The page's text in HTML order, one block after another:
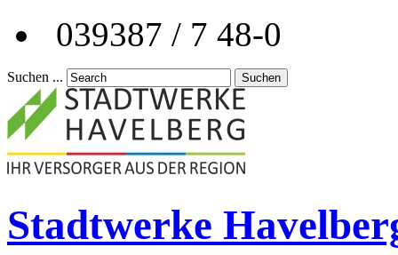
039387 / 7 48-0
Suchen ... Suchen
Stadtwerke